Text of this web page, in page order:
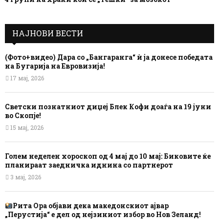
НАЈНОВИ ВЕСТИ
(Фото+видео) Дара со „Бангаранга“ ѝ ја донесе победата
на Бугарија на Евровизија!
17 мај, 2026
Светски познатниот диџеј Блек Кофи доаѓа на 19 јуни
во Скопје!
15 мај, 2026
Голем неделен хороскоп од 4 мај до 10 мај: Биковите ќе
планираат заедничка иднина со партнерот
3 мај, 2026
Рита Ора објави дека македонскиот ајвар
„Перустија“ е дел од нејзиниот избор во Нов Зеланд!